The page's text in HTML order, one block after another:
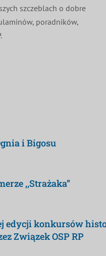
szczeblach o dobre
poradników,
i Bigosu
,,Strażaka”
edycji konkursów
Związek OSP RP